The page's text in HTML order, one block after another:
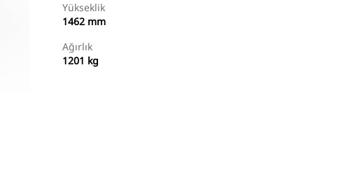
Yükseklik
1462 mm
Ağırlık
1201 kg